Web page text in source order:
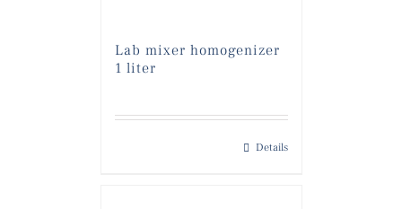
Lab mixer homogenizer
1 liter
Details